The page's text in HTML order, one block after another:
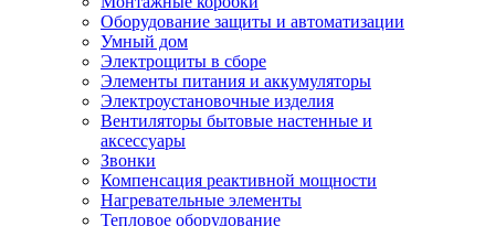
Оборудование защиты и автоматизации
Умный дом
Электрощиты в сборе
Элементы питания и аккумуляторы
Электроустановочные изделия
Вентиляторы бытовые настенные и
аксессуары
Звонки
Компенсация реактивной мощности
Нагревательные элементы
Тепловое оборудование